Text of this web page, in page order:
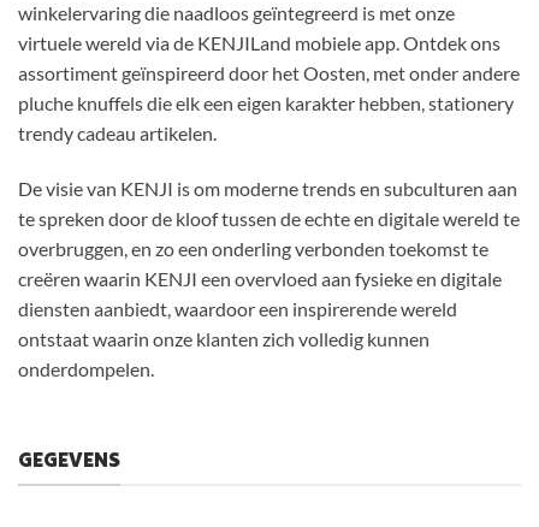
winkelervaring die naadloos geïntegreerd is met onze
virtuele wereld via de KENJILand mobiele app. Ontdek ons
assortiment geïnspireerd door het Oosten, met onder andere
pluche knuffels die elk een eigen karakter hebben, stationery
trendy cadeau artikelen.
De visie van KENJI is om moderne trends en subculturen aan
te spreken door de kloof tussen de echte en digitale wereld te
overbruggen, en zo een onderling verbonden toekomst te
creëren waarin KENJI een overvloed aan fysieke en digitale
diensten aanbiedt, waardoor een inspirerende wereld
ontstaat waarin onze klanten zich volledig kunnen
onderdompelen.
GEGEVENS